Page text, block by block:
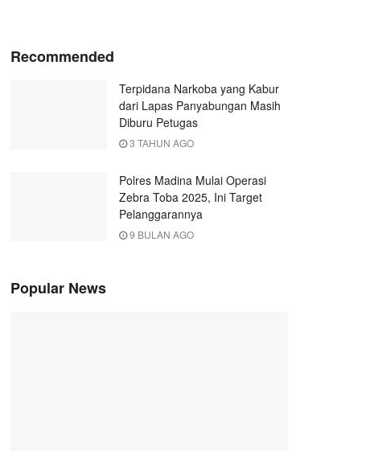
Recommended
Terpidana Narkoba yang Kabur
dari Lapas Panyabungan Masih
Diburu Petugas
3 TAHUN AGO
Polres Madina Mulai Operasi
Zebra Toba 2025, Ini Target
Pelanggarannya
9 BULAN AGO
Popular News